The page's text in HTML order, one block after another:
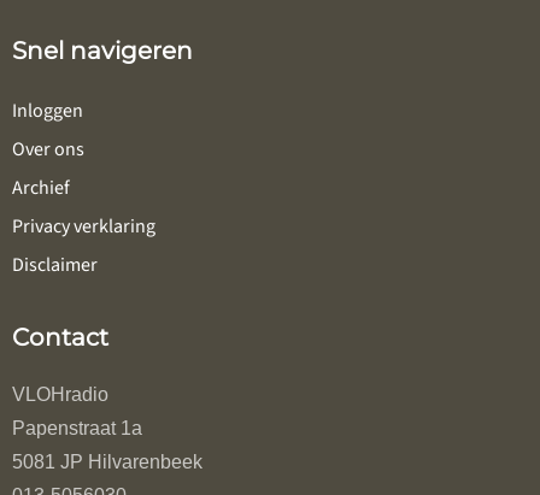
Snel navigeren
Inloggen
Over ons
Archief
Privacy verklaring
Disclaimer
Contact
VLOHradio
Papenstraat 1a
5081 JP Hilvarenbeek